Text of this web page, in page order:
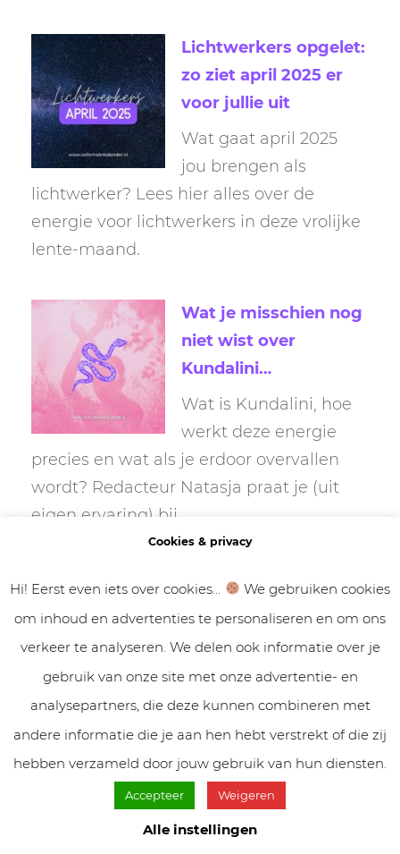
Lichtwerkers opgelet:
zo ziet april 2025 er
voor jullie uit
Wat gaat april 2025
jou brengen als
lichtwerker? Lees hier alles over de
energie voor lichtwerkers in deze vrolijke
lente-maand.
Wat je misschien nog
niet wist over
Kundalini…
Wat is Kundalini, hoe
werkt deze energie
precies en wat als je erdoor overvallen
wordt? Redacteur Natasja praat je (uit
eigen ervaring) bij.
Neptunus in Ram
Zondag 30 maart
verschuift Neptunus,
de planeet van
dromen, illusies en spiritualiteit in het
vurige en daadkrachtige Ram.
Cookies & privacy
Hi! Eerst even iets over cookies...
We gebruiken cookies
om inhoud en advertenties te personaliseren en om ons
verkeer te analyseren. We delen ook informatie over je
gebruik van onze site met onze advertentie- en
analysepartners, die deze kunnen combineren met
andere informatie die je aan hen hebt verstrekt of die zij
hebben verzameld door jouw gebruik van hun diensten.
Accepteer Weigeren
Alle instellingen